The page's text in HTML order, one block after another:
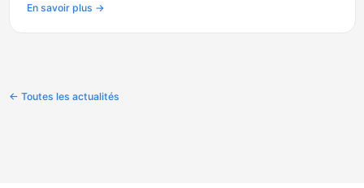
En savoir plus →
← Toutes les actualités